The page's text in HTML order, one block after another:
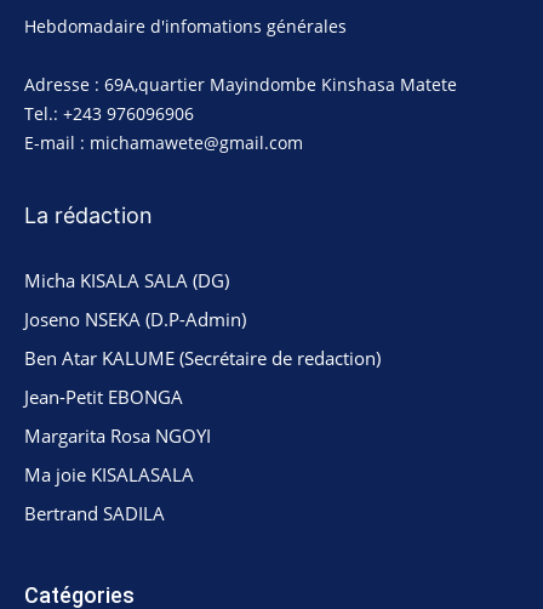
Hebdomadaire d'infomations générales
Adresse : 69A,quartier Mayindombe Kinshasa Matete
Tel.: +243 976096906
E-mail : michamawete@gmail.com
La rédaction
Micha KISALA SALA (DG)
Joseno NSEKA (D.P-Admin)
Ben Atar KALUME (Secrétaire de redaction)
Jean-Petit EBONGA
Margarita Rosa NGOYI
Ma joie KISALASALA
Bertrand SADILA
Catégories